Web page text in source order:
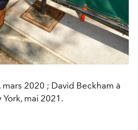
mars 2020 ; David Beckham à
York, mai 2021.